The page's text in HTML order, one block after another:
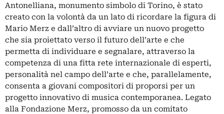
Antonelliana, monumento simbolo di Torino, è stato
creato con la volontà da un lato di ricordare la figura di
Mario Merz e dall’altro di avviare un nuovo progetto
che sia proiettato verso il futuro dell’arte e che
permetta di individuare e segnalare, attraverso la
competenza di una fitta rete internazionale di esperti,
personalità nel campo dell’arte e che, parallelamente,
consenta a giovani compositori di proporsi per un
progetto innovativo di musica contemporanea. Legato
alla Fondazione Merz, promosso da un comitato